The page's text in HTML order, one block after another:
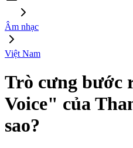
Âm nhạc
Việt Nam
Trò cưng bước
Voice" của
sao?